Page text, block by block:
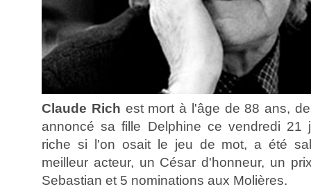
Claude Rich est mort à l'âge de 88 ans,
annoncé sa fille Delphine ce vendredi 21
riche si l'on osait le jeu de mot, a été
meilleur acteur, un César d'honneur, un
Sebastian et 5 nominations aux Molières.